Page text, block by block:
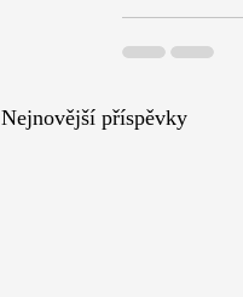
Nejnovější příspěvky